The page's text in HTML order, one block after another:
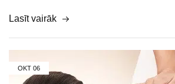
Lasīt vairāk
OKT 06